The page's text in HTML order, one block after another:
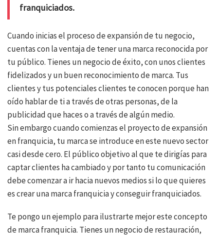
franquiciados.
Cuando inicias el proceso de expansión de tu negocio,
cuentas con la ventaja de tener una marca reconocida por
tu público. Tienes un negocio de éxito, con unos clientes
fidelizados y un buen reconocimiento de marca. Tus
clientes y tus potenciales clientes te conocen porque han
oído hablar de ti a través de otras personas, de la
publicidad que haces o a través de algún medio.
Sin embargo cuando comienzas el proyecto de expansión
en franquicia, tu marca se introduce en este nuevo sector
casi desde cero. El público objetivo al que te dirigías para
captar clientes ha cambiado y por tanto tu comunicación
debe comenzar a ir hacia nuevos medios si lo que quieres
es crear una marca franquicia y conseguir franquiciados.
Te pongo un ejemplo para ilustrarte mejor este concepto
de marca franquicia. Tienes un negocio de restauración,